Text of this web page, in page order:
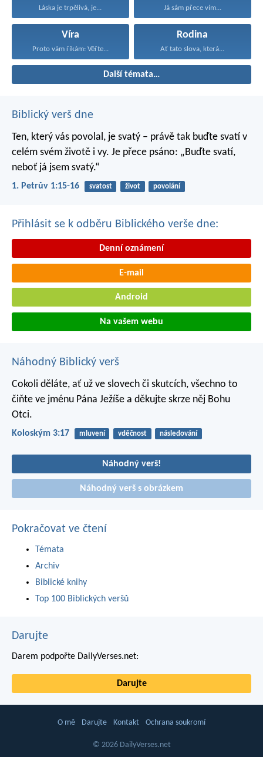
Láska je trpělivá, je... Já sám přece vím...
Víra
Proto vám říkám: Věřte...
Rodina
Ať tato slova, která...
Další témata…
Biblický verš dne
Ten, který vás povolal, je svatý – právě tak buďte svatí v
celém svém životě i vy. Je přece psáno: „Buďte svatí,
neboť já jsem svatý.“
1. Petrův 1:15-16 svatost život povolání
Přihlásit se k odběru Biblického verše dne:
Denní oznámení
E-mail
Android
Na vašem webu
Náhodný Biblický verš
Cokoli děláte, ať už ve slovech či skutcích, všechno to
čiňte ve jménu Pána Ježíše a děkujte skrze něj Bohu
Otci.
Koloským 3:17 mluvení vděčnost následování
Náhodný verš!
Náhodný verš s obrázkem
Pokračovat ve čtení
Témata
Archiv
Biblické knihy
Top 100 Biblických veršů
Darujte
Darem podpořte DailyVerses.net:
Darujte
O mě Darujte Kontakt Ochrana soukromí
© 2026 DailyVerses.net